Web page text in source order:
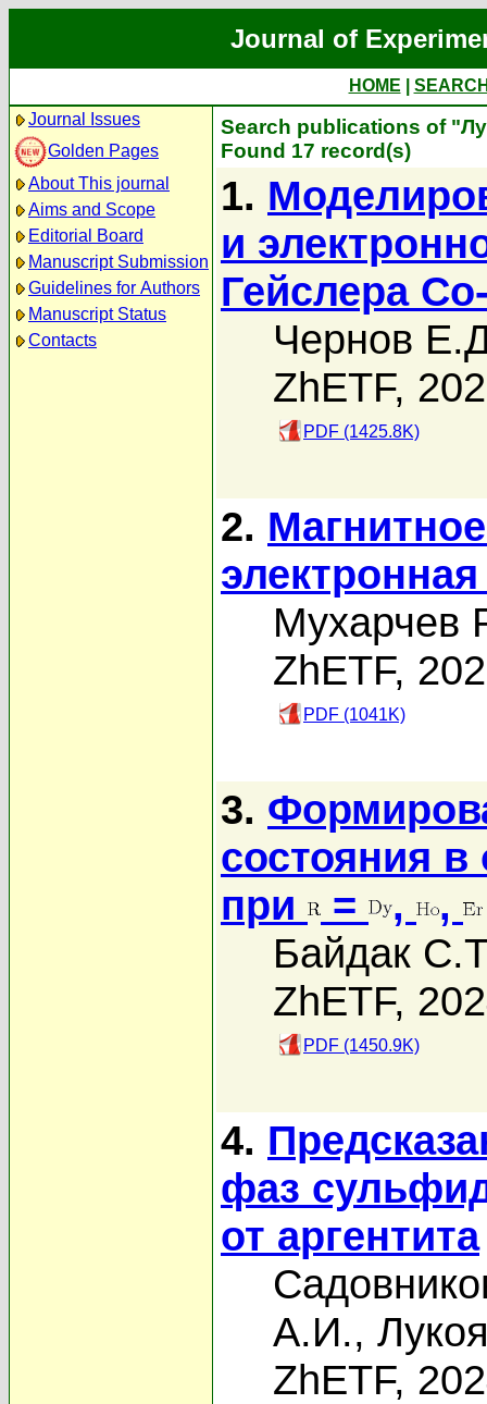
Journal of
HOME
Journal Issues
Golden Pages
About This journal
Aims and Scope
Editorial Board
Manuscript Submission
Guidelines for Authors
Manuscript Status
Contacts
Search publications of
Found 17 record(s)
1.
и
Гейслера
Чернов
ZhETF,
PDF (1425.8K)
2.
Мухарчев
ZhETF,
PDF (1041K)
3.
состояния
при
= ,
,
Байдак
ZhETF,
PDF (1450.9K)
4.
фаз
от аргентита
А.И.,
ZhETF,